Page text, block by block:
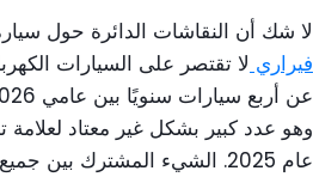
لا شك أن النقاشات الدائرة حول
فيراري لا تقتصر على السيارات
عام 2025. الشيء المشترك